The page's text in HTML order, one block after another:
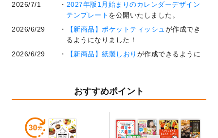
2026/7/1
2027年版1月始まりのカレンダーデザイン
テンプレート を公開いたしました。
2026/6/29
【新商品】ポケットティッシュが作成でき
るようになりました！
2026/6/29
【新商品】紙製しおり が作成できるように
業効率を上げる便利な操作方法3選！
開いたしました。
暑中見舞いのデザインテンプレート
しました。
おすすめポイント